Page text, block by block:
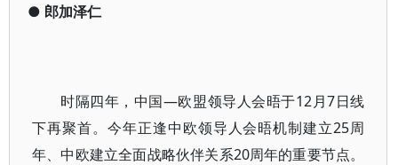
● 郎加泽仁
时隔四年，中国—欧盟领导人会晤于12月7日线
下再聚首。今年正逢中欧领导人会晤机制建立25周
年、中欧建立全面战略伙伴关系20周年的重要节点。